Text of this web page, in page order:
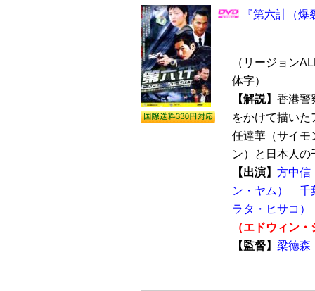
『第六計（
（リージョン
体字）
【解説】 香港警
をかけて描い
任達華（サイモ
ン）と日本人の
【出演】 方中信
ン・ヤム）
千
ラタ・ヒサコ）
（エドウィン
【監督】 梁徳森